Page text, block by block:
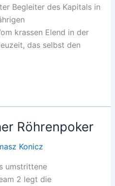
Begleiter des Kapitals in
krassen Elend in der
das selbst den
Röhrenpoker
Konicz
umstrittene
2 legt die